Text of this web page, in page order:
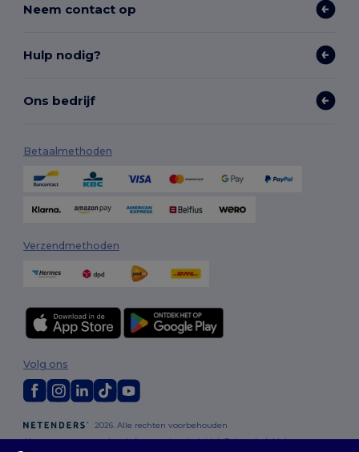
Neem contact op
Hulp nodig?
Ons bedrijf
Betaalmethoden
Verzendmethoden
2026. Alle rechten voorbehouden
Algemene voorwaarden|Aanpassingsbeleid|Privacybeleid|
Volg ons